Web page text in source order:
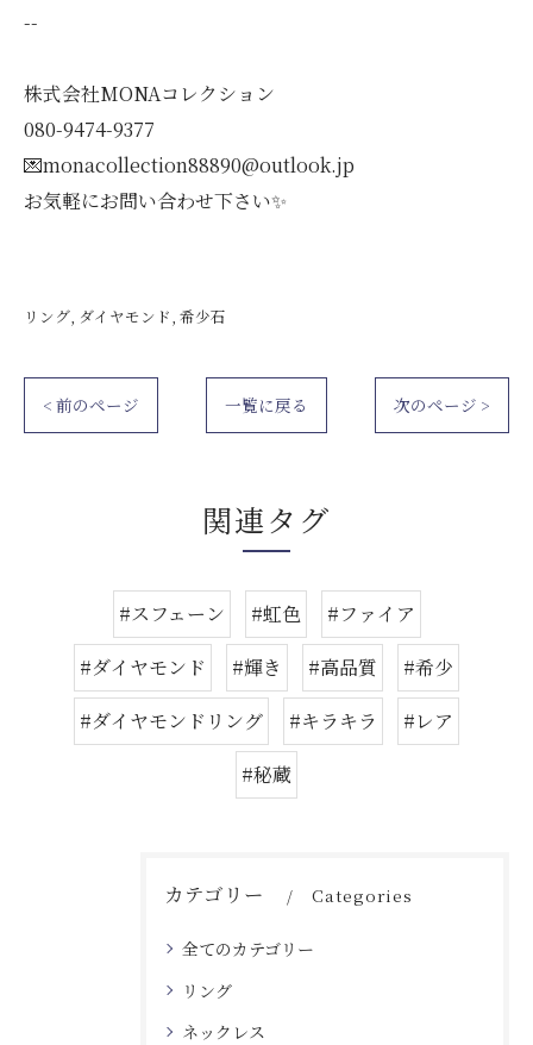
--
株式会社MONAコレクション
080-9474-9377
💌monacollection88890@outlook.jp
お気軽にお問い合わせ下さい✨
リング ダイヤモンド 希少石
< 前のページ 一覧に戻る 次のページ >
関連タグ
#スフェーン #虹色
#ファイア
#ダイヤモンド
#輝き #高品質
#希少
#ダイヤモンドリング
#キラキラ
#レア
#秘蔵
カテゴリー Categories
全てのカテゴリー
リング
ネックレス